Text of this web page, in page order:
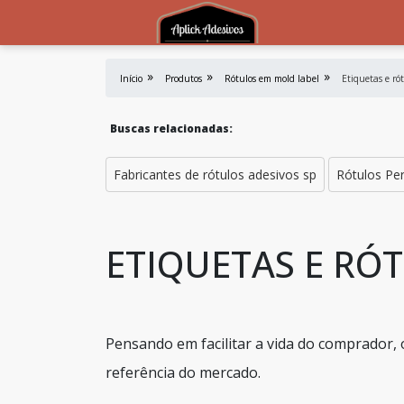
Início Produtos Rótulos em mold label Etiquetas e
Buscas relacionadas:
Fabricantes de rótulos adesivos sp Rótulos
ETIQUETAS E
Pensando em facilitar a vida do
referência do mercado.